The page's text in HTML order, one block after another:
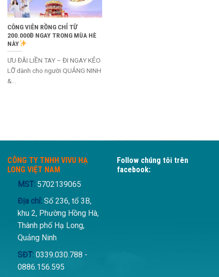
CÔNG VIÊN RỒNG CHỈ TỪ
200.000Đ NGAY TRONG MÙA HÈ
NÀY
ƯU ĐÃI LIỀN TAY – ĐI NGAY KẺO
LỠ dành cho người QUẢNG NINH
&...
CÔNG TY TNHH VIVU HẠ
LONG VIỆT NAM
MST: 5702139065
Địa chỉ:Số 236, tổ 3B,
khu 2, Phường Hồng Hà,
Thành phố Hạ Long,
Quảng Ninh
SĐT:0339.030.788 -
0886.156.595
Follow chúng tôi trên
facebook: